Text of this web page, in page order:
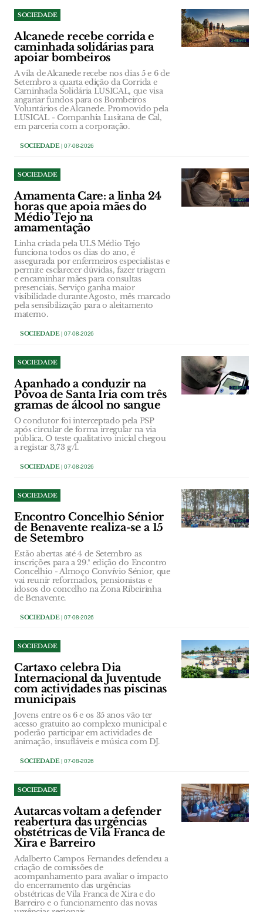
SOCIEDADE
Alcanede recebe corrida e
caminhada solidárias para
apoiar bombeiros
A vila de Alcanede recebe nos dias 5 e 6 de
Setembro a quarta edição da Corrida e
Caminhada Solidária LUSICAL, que visa
angariar fundos para os Bombeiros
Voluntários de Alcanede. Promovido pela
LUSICAL - Companhia Lusitana de Cal,
em parceria com a corporação.
SOCIEDADE| 07-08-2026
SOCIEDADE
Amamenta Care: a linha 24
horas que apoia mães do
Médio Tejo na
amamentação
Linha criada pela ULS Médio Tejo
funciona todos os dias do ano, é
assegurada por enfermeiros especialistas e
permite esclarecer dúvidas, fazer triagem
e encaminhar mães para consultas
presenciais. Serviço ganha maior
visibilidade durante Agosto, mês marcado
pela sensibilização para o aleitamento
materno.
SOCIEDADE| 07-08-2026
SOCIEDADE
Apanhado a conduzir na
Póvoa de Santa Iria com três
gramas de álcool no sangue
O condutor foi interceptado pela PSP
após circular de forma irregular na via
pública. O teste qualitativo inicial chegou
a registar 3,73 g/l.
SOCIEDADE| 07-08-2026
SOCIEDADE
Encontro Concelhio Sénior
de Benavente realiza-se a 15
de Setembro
Estão abertas até 4 de Setembro as
inscrições para a 29.ª edição do Encontro
Concelhio - Almoço Convívio Sénior, que
vai reunir reformados, pensionistas e
idosos do concelho na Zona Ribeirinha
de Benavente.
SOCIEDADE| 07-08-2026
SOCIEDADE
Cartaxo celebra Dia
Internacional da Juventude
com actividades nas piscinas
municipais
Jovens entre os 6 e os 35 anos vão ter
acesso gratuito ao complexo municipal e
poderão participar em actividades de
animação, insufláveis e música com DJ.
SOCIEDADE| 07-08-2026
SOCIEDADE
Autarcas voltam a defender
reabertura das urgências
obstétricas de Vila Franca de
Xira e Barreiro
Adalberto Campos Fernandes defendeu a
criação de comissões de
acompanhamento para avaliar o impacto
do encerramento das urgências
obstétricas de Vila Franca de Xira e do
Barreiro e o funcionamento das novas